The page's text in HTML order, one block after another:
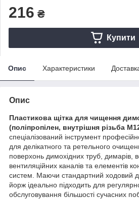
216 ₴
Купити
Опис Характеристики
Опис
Пластикова щітка для чищення
(поліпропілен, внутрішня різьба
спеціалізований інструмент
для делікатного та ретельного
поверхонь димохідних труб, димарів,
вентиляційних каналів та елементів
систем. Маючи стандартний ходовий
йорж ідеально підходить для
обслуговування більшості сучасних